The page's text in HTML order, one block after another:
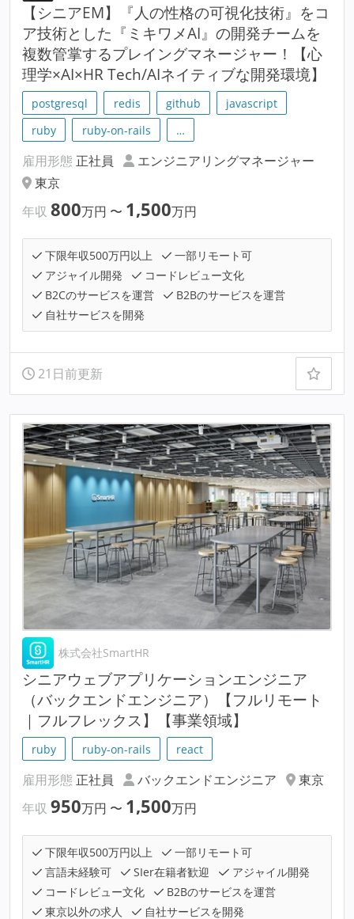
【シニアEM】『人の性格の可視化技術』をコ
ア技術とした『ミキワメAI』の開発チームを
複数管掌するプレイングマネージャー！【心
理学×AI×HR Tech/AIネイティブな開発環境】
postgresql redis github
javascript
ruby
ruby-on-rails …
雇用形態 正社員
エンジニアリングマネージャー
東京
年収 800万円 〜 1,500万円
下限年収500万円以上
一部リモート可
アジャイル開発
コードレビュー文化
B2Cのサービスを運営
B2Bのサービスを運営
自社サービスを開発
21日前更新
株式会社SmartHR
シニアウェブアプリケーションエンジニア
（バックエンドエンジニア）【フルリモート
｜フルフレックス】【事業領域】
ruby ruby-on-rails react
雇用形態 正社員 バックエンドエンジニア
東京
年収 950万円 〜 1,500万円
下限年収500万円以上
一部リモート可
言語未経験可
SIer在籍者歓迎
アジャイル開発
コードレビュー文化
B2Bのサービスを運営
東京以外の求人
自社サービスを開発